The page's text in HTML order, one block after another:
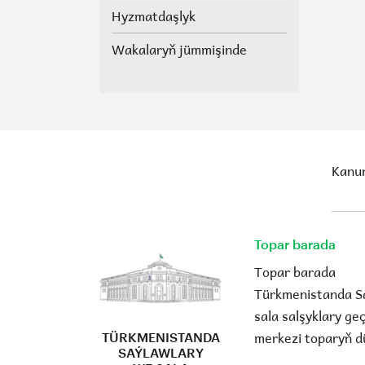
Geňeşleriň agzalarynyň
ýerine saýlawlar.
Hyzmatdaşlyk
Wakalaryň jümmişinde
TÜRKMENISTANDA
SAÝLAWLARY
Topar barada
Topar barada
Türkmenistanda
sala salşyklary
merkezi toparyň